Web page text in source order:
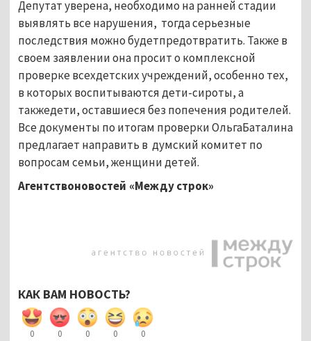
Депутат уверена, необходимо на ранней стадии
выявлять все нарушения, тогда серьезные
последствия можно будетпредотвратить. Также в
своем заявлении она просит о комплексной
проверке всехдетских учреждений, особенно тех,
в которых воспитываются дети-сироты, а
такжедети, оставшиеся без попечения родителей.
Все документы по итогам проверки ОльгаБаталина
предлагает направить в думский комитет по
вопросам семьи, женщини детей.
Агентствоновостей «Между строк»
КАК ВАМ НОВОСТЬ?
0 0 0 0 0